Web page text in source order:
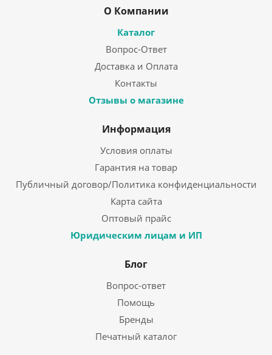
О Компании
Каталог
Вопрос-Ответ
Доставка и Оплата
Контакты
Отзывы о магазине
Информация
Условия оплаты
Гарантия на товар
Публичный договор/Политика конфиденциальности
Карта сайта
Оптовый прайс
Юридическим лицам и ИП
Блог
Вопрос-ответ
Помощь
Бренды
Печатный каталог